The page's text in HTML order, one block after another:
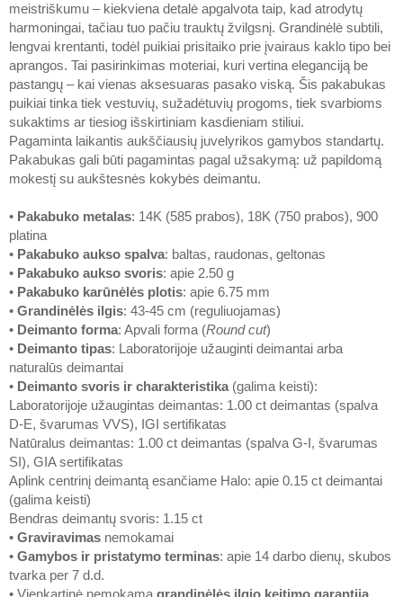
meistriškumu – kiekviena detalė apgalvota taip, kad atrodytų
harmoningai, tačiau tuo pačiu trauktų žvilgsnį. Grandinėlė subtili,
lengvai krentanti, todėl puikiai prisitaiko prie įvairaus kaklo tipo bei
aprangos. Tai pasirinkimas moteriai, kuri vertina eleganciją be
pastangų – kai vienas aksesuaras pasako viską. Šis pakabukas
puikiai tinka tiek vestuvių, sužadėtuvių progoms, tiek svarbioms
sukaktims ar tiesiog išskirtiniam kasdieniam stiliui.
Pagaminta laikantis aukščiausių juvelyrikos gamybos standartų.
Pakabukas gali būti pagamintas pagal užsakymą: už papildomą
mokestį su aukštesnės kokybės deimantu.
• Pakabuko metalas: 14K (585 prabos), 18K (750 prabos), 900
platina
• Pakabuko aukso spalva: baltas, raudonas, geltonas
• Pakabuko aukso svoris: apie 2.50 g
• Pakabuko karūnėlės plotis: apie 6.75 mm
• Grandinėlės ilgis: 43-45 cm (reguliuojamas)
• Deimanto forma: Apvali forma (Round cut)
• Deimanto tipas: Laboratorijoje užauginti deimantai arba
naturalūs deimantai
• Deimanto svoris ir charakteristika (galima keisti):
Laboratorijoje užaugintas deimantas: 1.00 ct deimantas (spalva
D-E, švarumas VVS), IGI sertifikatas
Natūralus deimantas: 1.00 ct deimantas (spalva G-I, švarumas
SI), GIA sertifikatas
Aplink centrinį deimantą esančiame Halo: apie 0.15 ct deimantai
(galima keisti)
Bendras deimantų svoris: 1.15 ct
• Graviravimas nemokamai
• Gamybos ir pristatymo terminas: apie 14 darbo dienų, skubos
tvarka per 7 d.d.